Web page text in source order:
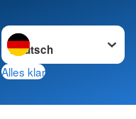
Sprache wechseln zu
Alles klar